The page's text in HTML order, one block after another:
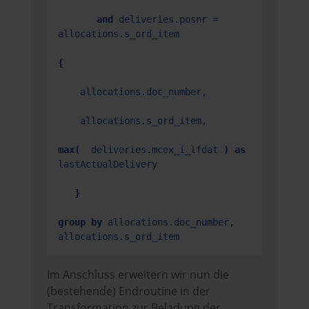
and
deliveries.posnr =
allocations.s_ord_item
{
allocations.doc_number,
allocations.s_ord_item,
max(
  deliveries.mcex_i_lfdat
)
as
lastActualDelivery
}
group by allocations.doc_number,
allocations.s_ord_item
Im Anschluss erweitern wir nun die
(bestehende) Endroutine in der